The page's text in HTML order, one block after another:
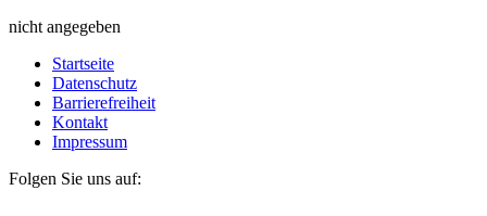
nicht angegeben
Startseite
Datenschutz
Barrierefreiheit
Kontakt
Impressum
Folgen Sie uns auf: